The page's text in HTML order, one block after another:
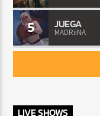
5 JUEGA
MADRiiNA
LIVE SHOWS